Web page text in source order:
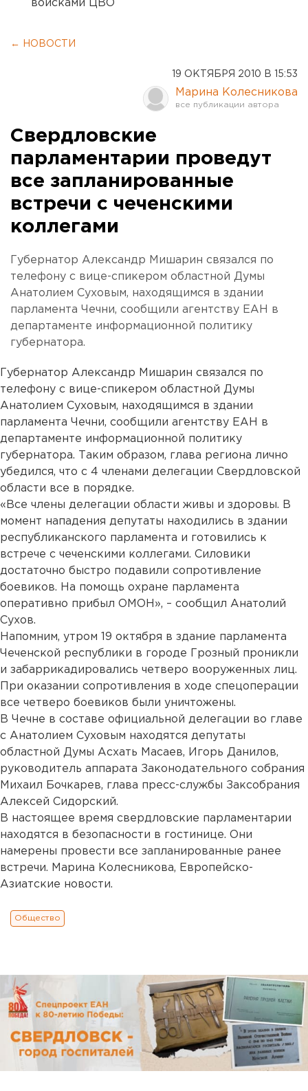
войсками ЦВО
← НОВОСТИ
19 ОКТЯБРЯ 2010 В 15:53
Марина Колесникова
Свердловские
парламентарии проведут
все запланированные
встречи с чеченскими
коллегами
Губернатор Александр Мишарин связался по
телефону с вице-спикером областной Думы
Анатолием Суховым, находящимся в здании
парламента Чечни, сообщили агентству ЕАН в
департаменте информационной политику
губернатора.
Губернатор Александр Мишарин связался по
телефону с вице-спикером областной Думы
Анатолием Суховым, находящимся в здании
парламента Чечни, сообщили агентству ЕАН в
департаменте информационной политику
губернатора. Таким образом, глава региона лично
убедился, что с 4 членами делегации Свердловской
области все в порядке.
«Все члены делегации области живы и здоровы. В
момент нападения депутаты находились в здании
республиканского парламента и готовились к
встрече с чеченскими коллегами. Силовики
достаточно быстро подавили сопротивление
боевиков. На помощь охране парламента
оперативно прибыл ОМОН», – сообщил Анатолий
Сухов.
Напомним, утром 19 октября в здание парламента
Чеченской республики в городе Грозный проникли
и забаррикадировались четверо вооруженных лиц.
При оказании сопротивления в ходе спецоперации
все четверо боевиков были уничтожены.
В Чечне в составе официальной делегации во главе
с Анатолием Суховым находятся депутаты
областной Думы Асхать Масаев, Игорь Данилов,
руководитель аппарата Законодательного собрания
Михаил Бочкарев, глава пресс-службы Заксобрания
Алексей Сидорский.
В настоящее время свердловские парламентарии
находятся в безопасности в гостинице. Они
намерены провести все запланированные ранее
встречи. Марина Колесникова, Европейско-
Азиатские новости.
Общество